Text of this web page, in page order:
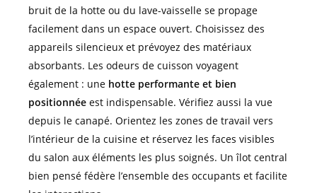
bruit de la hotte ou du lave-vaisselle se propage
facilement dans un espace ouvert. Choisissez des
appareils silencieux et prévoyez des matériaux
absorbants. Les odeurs de cuisson voyagent
également : une hotte performante et bien
positionnée est indispensable. Vérifiez aussi la vue
depuis le canapé. Orientez les zones de travail vers
l’intérieur de la cuisine et réservez les faces visibles
du salon aux éléments les plus soignés. Un îlot central
bien pensé fédère l’ensemble des occupants et facilite